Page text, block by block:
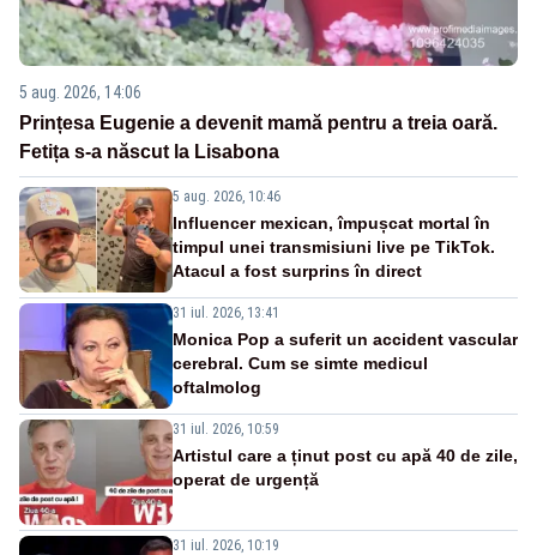
5 aug. 2026, 14:06
Prințesa Eugenie a devenit mamă pentru a treia oară.
Fetița s-a născut la Lisabona
5 aug. 2026, 10:46
Influencer mexican, împușcat mortal în
timpul unei transmisiuni live pe TikTok.
Atacul a fost surprins în direct
31 iul. 2026, 13:41
Monica Pop a suferit un accident vascular
cerebral. Cum se simte medicul
oftalmolog
31 iul. 2026, 10:59
Artistul care a ținut post cu apă 40 de zile,
operat de urgență
31 iul. 2026, 10:19